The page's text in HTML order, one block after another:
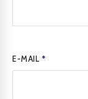
E-MAIL *